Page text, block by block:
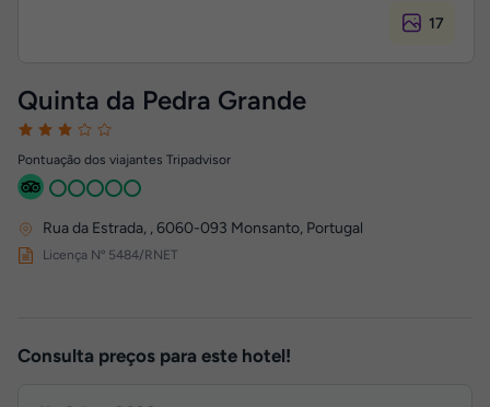
17
Quinta da Pedra Grande
Pontuação dos viajantes Tripadvisor
Rua da Estrada, ,6060-093 Monsanto, Portugal
Licença Nº 5484/RNET
Consulta preços para este hotel!